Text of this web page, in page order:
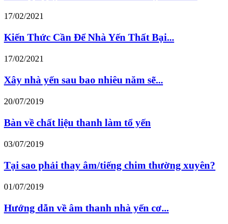
17/02/2021
Kiến Thức Cần Để Nhà Yến Thất Bại...
17/02/2021
Xây nhà yến sau bao nhiêu năm sẽ...
20/07/2019
Bàn về chất liệu thanh làm tổ yến
03/07/2019
Tại sao phải thay âm/tiếng chim thường xuyên?
01/07/2019
Hướng dẫn về âm thanh nhà yến cơ...